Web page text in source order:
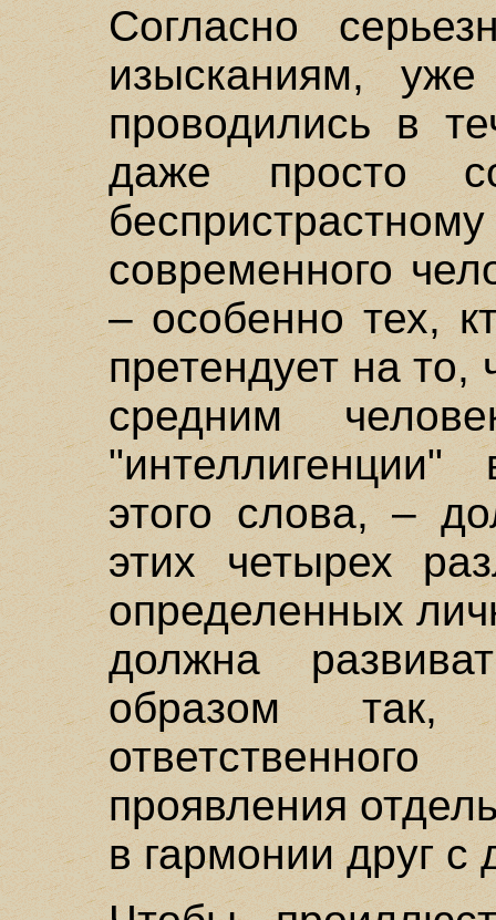
Согласно
изысканиям,
проводились в
даже просто
современного
– особенно тех,
претендует на
средним
этого слова, –
этих четырех
определенных
должна
образом
проявления
в гармонии друг с